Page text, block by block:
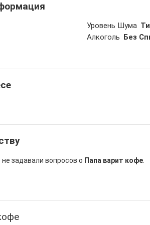
Уровень Шума
Aлкоголь Без
задавали вопросов о Папа варит кофе